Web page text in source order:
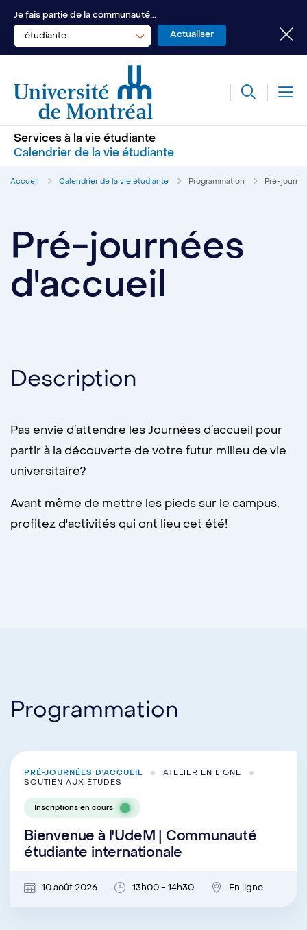
Je fais partie de la communauté...
étudiante
Services à la vie étudiante
Calendrier de la vie étudiante
Accueil Calendrier de la vie étudiante Programmation Pré-
Pré-journées
d'accueil
Description
Pas envie d’attendre les Journées d’accueil pour
partir à la découverte de votre futur milieu de vie
universitaire?
Avant même de mettre les pieds sur le campus,
profitez d'activités qui ont lieu cet été!
Programmation
PRÉ-JOURNÉES D'ACCUEIL
ATELIER EN LIGNE
SOUTIEN AUX ÉTUDES
Inscriptions en cours
Bienvenue à l'UdeM | Communauté
étudiante internationale
10 août 2026 13h00 - 14h30 En ligne